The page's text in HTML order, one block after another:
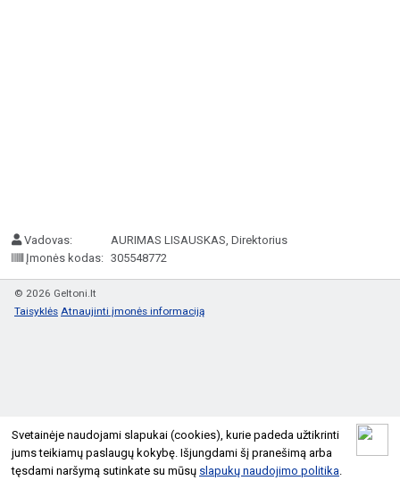
Svetainėje naudojami slapukai (cookies), kurie padeda užtikrinti
jums teikiamų paslaugų kokybę. Išjungdami šį pranešimą arba
tęsdami naršymą sutinkate su mūsų slapukų naudojimo politika
Vadovas:
AURIMAS LISAUSKAS, Direktorius
Įmonės kodas: 305548772
© 2026 Geltoni.lt
Taisyklės Atnaujinti įmonės informaciją